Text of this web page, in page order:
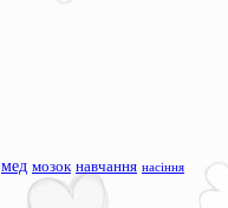
мед мозок навчання насіння